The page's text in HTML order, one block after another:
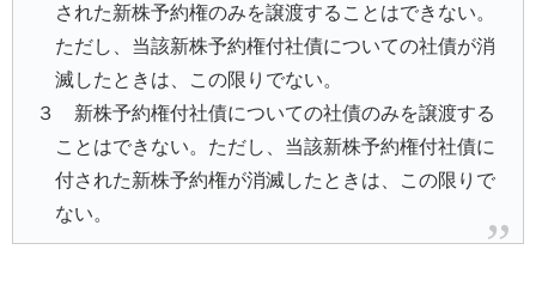
された新株予約権のみを譲渡することはできない。
ただし、当該新株予約権付社債についての社債が消
滅したときは、この限りでない。
３ 新株予約権付社債についての社債のみを譲渡する
ことはできない。ただし、当該新株予約権付社債に
付された新株予約権が消滅したときは、この限りで
ない。